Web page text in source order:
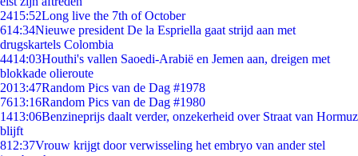
2415:52Long live the 7th of October
614:34Nieuwe president De la Espriella gaat strijd aan met
drugskartels Colombia
4414:03Houthi's vallen Saoedi-Arabië en Jemen aan, dreigen met
blokkade olieroute
2013:47Random Pics van de Dag #1978
7613:16Random Pics van de Dag #1980
1413:06Benzineprijs daalt verder, onzekerheid over Straat van Hormuz
blijft
812:37Vrouw krijgt door verwisseling het embryo van ander stel